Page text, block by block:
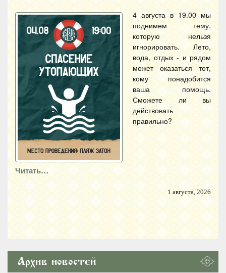
4 августа в 19.00 мы
поднимем тему,
которую нельзя
игнорировать. Лето,
вода, отдых - и рядом
может оказаться тот,
кому понадобится
ваша помощь.
Сможете ли вы
действовать
правильно?
Читать…
1 августа, 2026
Архив новостей